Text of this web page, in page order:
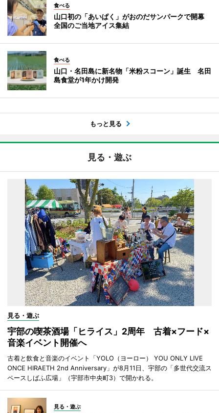
食べる
山口初の「あいぱく」がおのだサンパークで開幕
全国のご当地アイス集結
食べる
山口・名田島に新名物「米粉スコーン」誕生 名田
島食堂が1年かけ開発
もっと見る
見る・遊ぶ
見る・遊ぶ
宇部の喫茶酒場「ヒライス」2周年 古着×フード×
音楽イベント開催へ
古着と飲食と音楽のイベント「YOLO（ヨーロー） YOU ONLY LIVE
ONCE HIRAETH 2nd Anniversary」が8月11日、宇部の「多世代交流ス
ペースしばふ広場」（宇部市中央町3）で開かれる。
見る・遊ぶ